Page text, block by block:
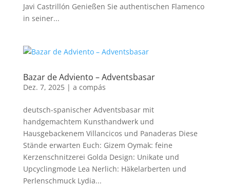
Javi Castrillón Genießen Sie authentischen Flamenco
in seiner...
Bazar de Adviento – Adventsbasar
Dez. 7, 2025| a compás
deutsch-spanischer Adventsbasar mit
handgemachtem Kunsthandwerk und
Hausgebackenem Villancicos und Panaderas Diese
Stände erwarten Euch: Gizem Oymak: feine
Kerzenschnitzerei Golda Design: Unikate und
Upcyclingmode Lea Nerlich: Häkelarberten und
Perlenschmuck Lydia...